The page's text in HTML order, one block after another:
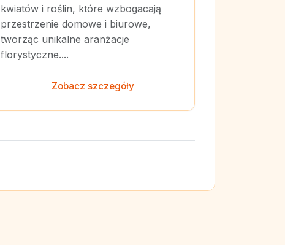
kwiatów i roślin, które wzbogacają
przestrzenie domowe i biurowe,
tworząc unikalne aranżacje
florystyczne....
Zobacz szczegóły